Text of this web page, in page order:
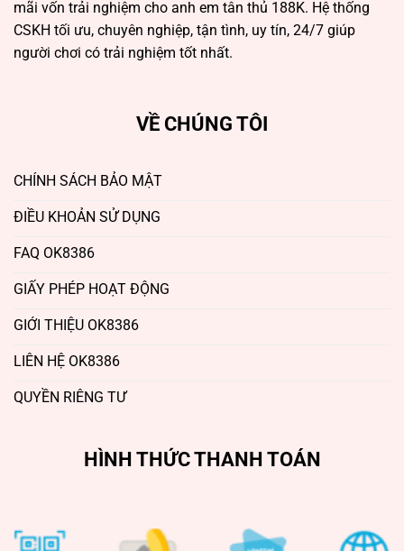
mãi vốn trải nghiệm cho anh em tân thủ 188K. Hệ thống
CSKH tối ưu, chuyên nghiệp, tận tình, uy tín, 24/7 giúp
người chơi có trải nghiệm tốt nhất.
VỀ CHÚNG TÔI
CHÍNH SÁCH BẢO MẬT
ĐIỀU KHOẢN SỬ DỤNG
FAQ OK8386
GIẤY PHÉP HOẠT ĐỘNG
GIỚI THIỆU OK8386
LIÊN HỆ OK8386
QUYỀN RIÊNG TƯ
HÌNH THỨC THANH TOÁN